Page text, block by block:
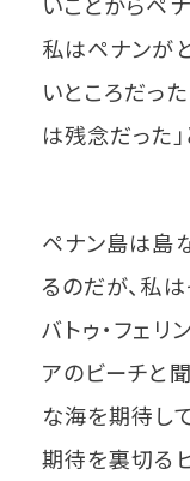
私はペナンが
いところだっ
は残念だった」
ペナン島は島
るのだが、私
バトゥ・フェ
アのビーチと
な海を期待し
期待を裏切る